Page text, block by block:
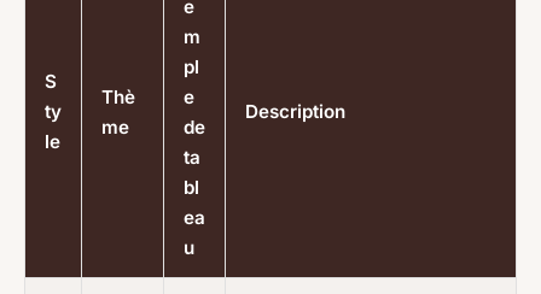
S
ty
le
Thè
me
e
m
pl
e
de
ta
bl
ea
u
Description